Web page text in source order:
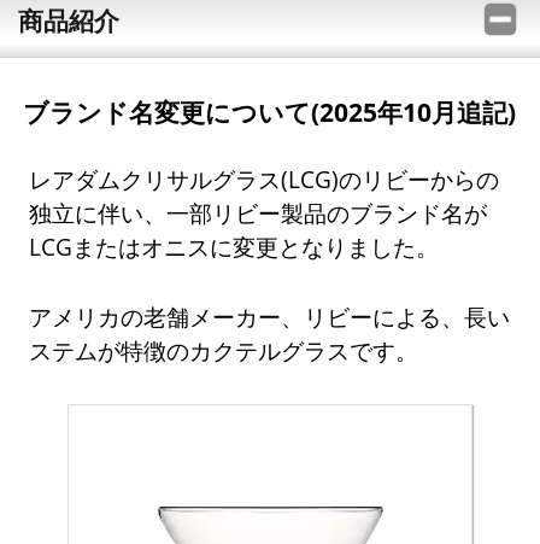
商品紹介
ブランド名変更について(2025年10月追記)
レアダムクリサルグラス(LCG)のリビーからの
独立に伴い、一部リビー製品のブランド名が
LCGまたはオニスに変更となりました。
アメリカの老舗メーカー、リビーによる、長い
ステムが特徴のカクテルグラスです。